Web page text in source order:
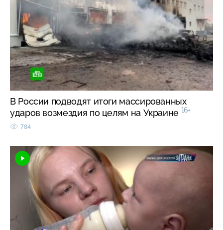
В России подводят итоги массированных
ударов возмездия по целям на Украине 16+
784